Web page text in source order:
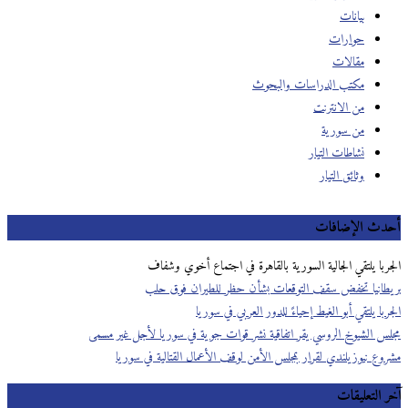
بيانات
حوارات
مقالات
مكتب الدراسات والبحوث
من الانترنت
من سورية
نشاطات التيار
وثائق التيار
أحدث الإضافات
الجربا يلتقي الجالية السورية بالقاهرة في اجتماع أخوي وشفاف
بريطانيا تخفض سقف التوقعات بشأن حظر للطيران فوق حلب
الجربا يلتقي أبو الغيط إحياءً للدور العربي في سوريا
مجلس الشيوخ الروسي يقر اتفاقية نشر قوات جوية في سوريا لأجل غير مسمى
مشروع نيوزيلندي لقرار بمجلس الأمن لوقف الأعمال القتالية في سوريا
آخر التعليقات